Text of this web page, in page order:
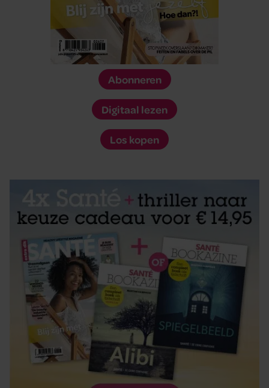
Abonneren
Digitaal lezen
Los kopen